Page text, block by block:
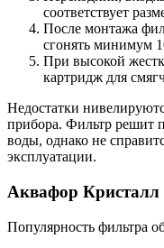
соответствует
После монтажа
сгонять минимум
При высокой
картридж для
Недостатки
прибора. Фильтр решит
воды, однако не
эксплуатации.
Аквафор
Популярность фильтра